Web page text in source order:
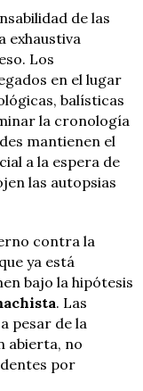
de las
exhaustiva
Los
en el lugar
balísticas
la cronología
mantienen el
a la espera de
las autopsias
contra la
ya está
bajo la hipótesis
. Las
pesar de la
abierta, no
por